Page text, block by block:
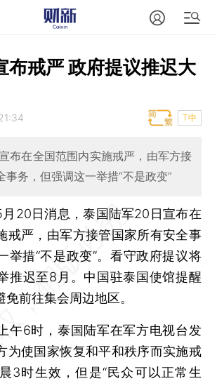
布戒严 政府提议推迟大
T中
布在全国范围内实施戒严，由军方接
事务，但强调这一举措“不是政变”
日消息，泰国陆军20日宣布在
戒严，由军方接管国家所有安全事
举措“不是政变”。看守政府提议将
推迟至8月。中国驻泰国使馆提醒
前往集会周边地区。
6时，泰国陆军在军方电视台发
为使国家恢复和平和秩序而实施戒
3时生效，但是“民众可以正常生